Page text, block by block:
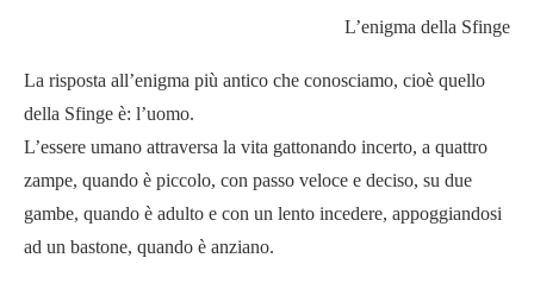
L’enigma della Sfinge
La risposta all’enigma più antico che conosciamo, cioè quello
della Sfinge è: l’uomo.
L’essere umano attraversa la vita gattonando incerto, a quattro
zampe, quando è piccolo, con passo veloce e deciso, su due
gambe, quando è adulto e con un lento incedere, appoggiandosi
ad un bastone, quando è anziano.